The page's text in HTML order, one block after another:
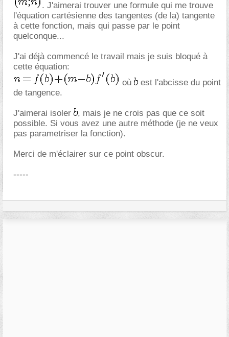
. J'aimerai trouver une formule qui me trouve
l'équation cartésienne des tangentes (de la) tangente
à cette fonction, mais qui passe par le point
quelconque...
J'ai déjà commencé le travail mais je suis bloqué à
cette équation:
où
est l'abcisse du point
de tangence.
J'aimerai isoler
, mais je ne crois pas que ce soit
possible. Si vous avez une autre méthode (je ne veux
pas parametriser la fonction).
Merci de m'éclairer sur ce point obscur.
-----